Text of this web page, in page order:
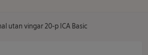
utan vingar 20-p ICA Basic